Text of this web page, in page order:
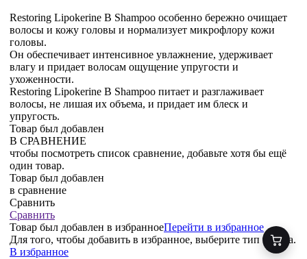
Restoring Lipokerine B Shampoo особенно бережно очищает
волосы и кожу головы и нормализует микрофлору кожи
головы.
Он обеспечивает интенсивное увлажнение, удерживает
влагу и придает волосам ощущение упругости и
ухоженности.
Restoring Lipokerine B Shampoo питает и разглаживает
волосы, не лишая их объема, и придает им блеск и
упругость.
Товар был добавлен
В СРАВНЕНИЕ
чтобы посмотреть список сравнение, добавьте хотя бы ещё
один товар.
Товар был добавлен
в сравнение
Сравнить
Сравнить
Товар был добавлен в избранноеПерейти в избранное
Для того, чтобы добавить в избранное, выберите тип товара.
В избранное